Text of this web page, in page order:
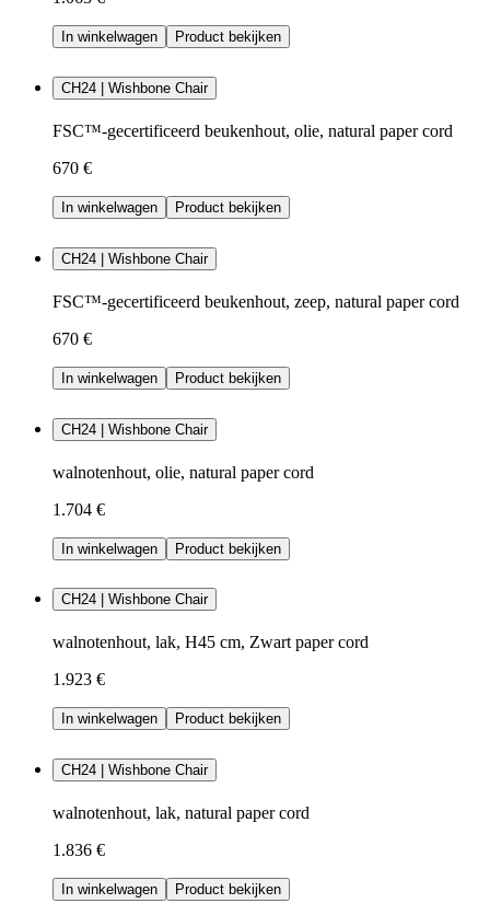
In winkelwagen Product bekijken
CH24 | Wishbone Chair
FSC™-gecertificeerd beukenhout, olie, natural paper cord
670 €
In winkelwagen Product bekijken
CH24 | Wishbone Chair
FSC™-gecertificeerd beukenhout, zeep, natural paper cord
670 €
In winkelwagen Product bekijken
CH24 | Wishbone Chair
walnotenhout, olie, natural paper cord
1.704 €
In winkelwagen Product bekijken
CH24 | Wishbone Chair
walnotenhout, lak, H45 cm, Zwart paper cord
1.923 €
In winkelwagen Product bekijken
CH24 | Wishbone Chair
walnotenhout, lak, natural paper cord
1.836 €
In winkelwagen Product bekijken